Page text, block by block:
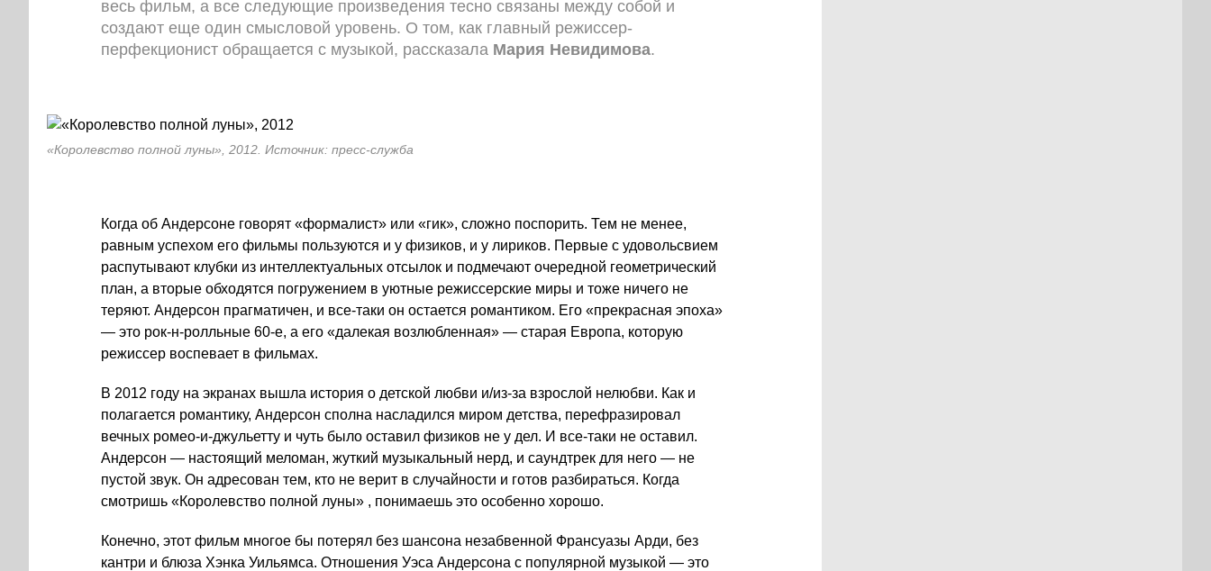
весь фильм, а все следующие произведения тесно связаны между собой и
создают еще один смысловой уровень. О том, как главный режиссер-
перфекционист обращается с музыкой, рассказала Мария Невидимова.
«Королевство полной луны», 2012. Источник: пресс-служба
Когда об Андерсоне говорят «формалист» или «гик», сложно поспорить. Тем не менее,
равным успехом его фильмы пользуются и у физиков, и у лириков. Первые с удовольсвием
распутывают клубки из интеллектуальных отсылок и подмечают очередной геометрический
план, а вторые обходятся погружением в уютные режиссерские миры и тоже ничего не
теряют. Андерсон прагматичен, и все-таки он остается романтиком. Его «прекрасная эпоха»
— это рок-н-ролльные 60-е, а его «далекая возлюбленная» — старая Европа, которую
режиссер воспевает в фильмах.
В 2012 году на экранах вышла история о детской любви и/из-за взрослой нелюбви. Как и
полагается романтику, Андерсон сполна насладился миром детства, перефразировал
вечных ромео-и-джульетту и чуть было оставил физиков не у дел. И все-таки не оставил.
Андерсон — настоящий меломан, жуткий музыкальный нерд, и саундтрек для него — не
пустой звук. Он адресован тем, кто не верит в случайности и готов разбираться. Когда
смотришь «Королевство полной луны» , понимаешь это особенно хорошо.
Конечно, этот фильм многое бы потерял без шансона незабвенной Франсуазы Арди, без
кантри и блюза Хэнка Уильямса. Отношения Уэса Андерсона с популярной музыкой — это